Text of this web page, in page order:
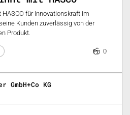
für Innovationskraft im
Kunden zuverlässig von der
Produkt.
0
GmbH+Co KG